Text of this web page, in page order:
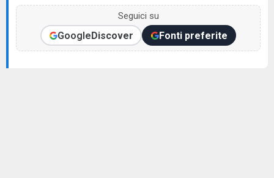
Seguici su
GoogleDiscover Fonti preferite